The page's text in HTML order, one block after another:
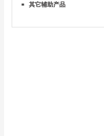
■ 其它辅助产品